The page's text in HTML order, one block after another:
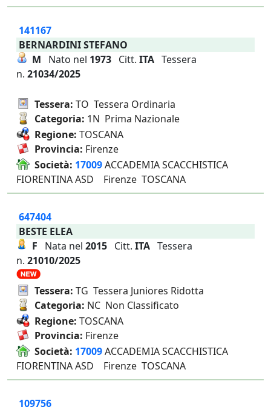
141167
BERNARDINI STEFANO
M Nato nel 1973 Citt. ITA Tessera
n. 21034/2025
Tessera: TO Tessera Ordinaria
Categoria: 1N Prima Nazionale
Regione: TOSCANA
Provincia: Firenze
Società: 17009ACCADEMIA SCACCHISTICA
FIORENTINA ASD Firenze TOSCANA
647404
BESTE ELEA
F Nata nel 2015 Citt. ITA Tessera
n. 21010/2025
Tessera: TG Tessera Juniores Ridotta
Categoria: NC Non Classificato
Regione: TOSCANA
Provincia: Firenze
Società: 17009ACCADEMIA SCACCHISTICA
FIORENTINA ASD Firenze TOSCANA
109756